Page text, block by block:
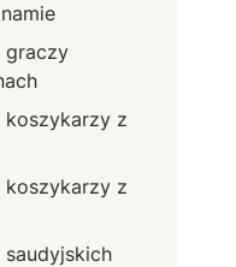
graczy
koszykarzy z
koszykarzy z